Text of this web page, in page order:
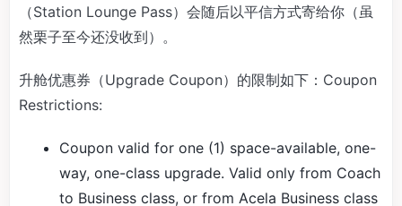
（Station Lounge Pass）会随后以平信方式寄给你（虽
然栗子至今还没收到）。
升舱优惠券（Upgrade Coupon）的限制如下：Coupon
Restrictions:
Coupon valid for one (1) space-available, one-
way, one-class upgrade. Valid only from Coach
to Business class, or from Acela Business class